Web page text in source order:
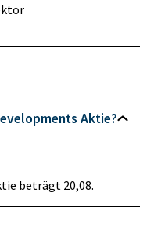
Aktie?
beträgt 20,08.